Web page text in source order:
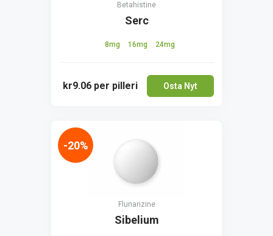
Betahistine
Serc
8mg 16mg 24mg
kr9.06 per pilleri Osta Nyt
Flunarizine
Sibelium
-20%